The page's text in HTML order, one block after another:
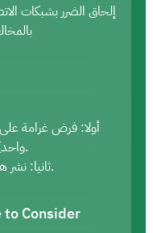
إلحاق الضرر بشبكات
أولا: فرض غرامة
واحد) بمبلغ قدره (10,000) ريال سعودي.
ثانيا: نشر هذه العقوبة في الموقع الإلكتروني للهيئة.
Consider